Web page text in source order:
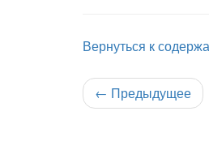
Вернуться к
← Предыдущее